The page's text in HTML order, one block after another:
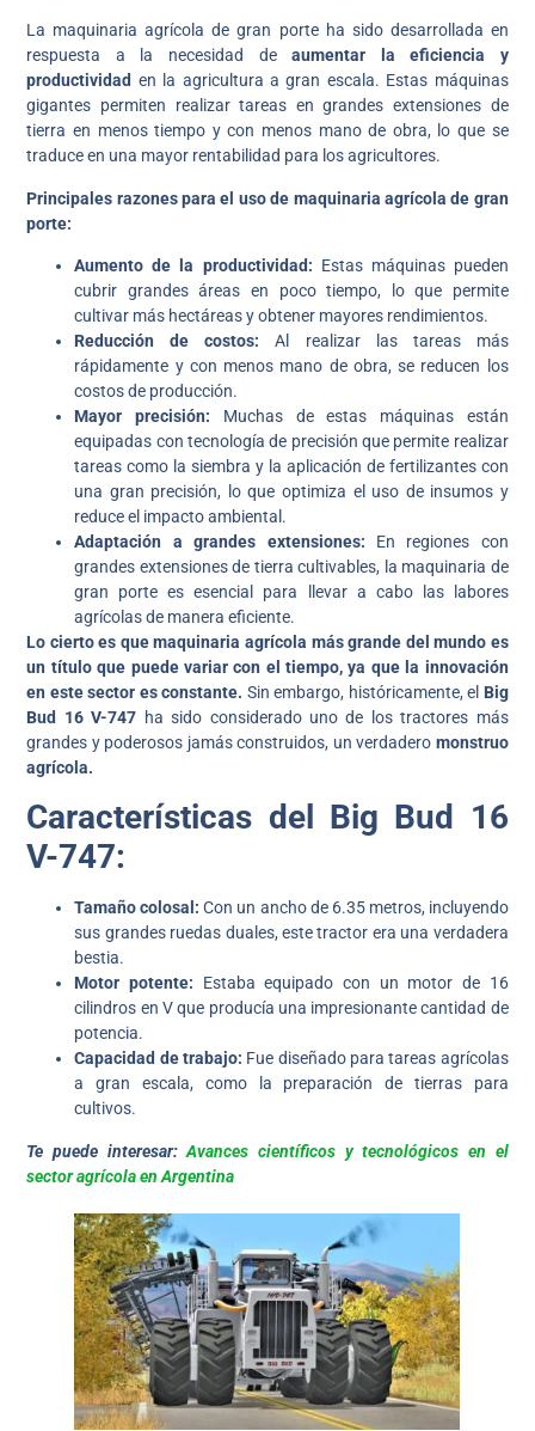
La maquinaria agrícola de gran porte ha sido desarrollada en
respuesta a la necesidad deaumentar la eficiencia y
productividad en la agricultura a gran escala. Estas máquinas
gigantes permiten realizar tareas en grandes extensiones de
tierra en menos tiempo y con menos mano de obra, lo que se
traduce en una mayor rentabilidad para los agricultores.
Principales razones para el uso de maquinaria agrícola de gran
porte:
Aumento de la productividad: Estas máquinas pueden
cubrir grandes áreas en poco tiempo, lo que permite
cultivar más hectáreas y obtener mayores rendimientos.
Reducción de costos: Al realizar las tareas más
rápidamente y con menos mano de obra, se reducen los
costos de producción.
Mayor precisión: Muchas de estas máquinas están
equipadas con tecnología de precisión que permite realizar
tareas como la siembra y la aplicación de fertilizantes con
una gran precisión, lo que optimiza el uso de insumos y
reduce el impacto ambiental.
Adaptación a grandes extensiones: En regiones con
grandes extensiones de tierra cultivables, la maquinaria de
gran porte es esencial para llevar a cabo las labores
agrícolas de manera eficiente.
Lo cierto es que maquinaria agrícola más grande del mundo es
un título que puede variar con el tiempo, ya que la innovación
en este sector es constante. Sin embargo, históricamente, el Big
Bud 16 V-747 ha sido considerado uno de los tractores más
grandes y poderosos jamás construidos, un verdadero monstruo
agrícola.
Características del Big Bud 16
V-747:
Tamaño colosal: Con un ancho de 6.35 metros, incluyendo
sus grandes ruedas duales, este tractor era una verdadera
bestia.
Motor potente: Estaba equipado con un motor de 16
cilindros en V que producía una impresionante cantidad de
potencia.
Capacidad de trabajo: Fue diseñado para tareas agrícolas
a gran escala, como la preparación de tierras para
cultivos.
Te puede interesar:Avances científicos y tecnológicos en el
sector agrícola en Argentina